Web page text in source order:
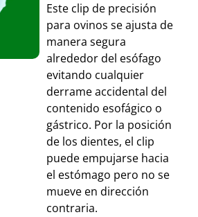
Este clip de precisión
para ovinos se ajusta de
manera segura
alrededor del esófago
evitando cualquier
derrame accidental del
contenido esofágico o
gástrico. Por la posición
de los dientes, el clip
puede empujarse hacia
el estómago pero no se
mueve en dirección
contraria.